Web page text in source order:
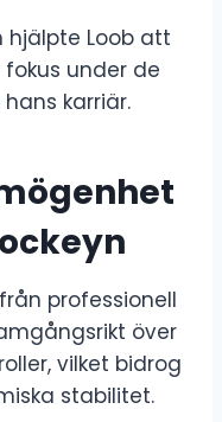
hjälpte Loob att
under de
karriär.
professionell
över
vilket bidrog
stabilitet.